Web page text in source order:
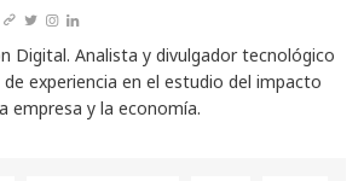
Digital. Analista y divulgador tecnológico
experiencia en el estudio del impacto
empresa y la economía.